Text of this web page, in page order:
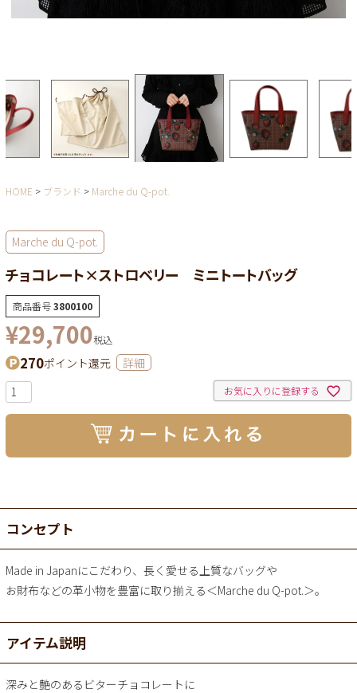
HOME ブランド Marche du Q-pot.
Marche du Q-pot.
チョコレート×ストロベリー ミニトートバッグ
商品番号3800100
¥29,700税込
270ポイント還元 詳細
お気に入りに登録する
コンセプト
Made in Japanにこだわり、長く愛せる上質なバッグや
お財布などの革小物を豊富に取り揃える＜Marche du Q-pot.＞。
アイテム説明
深みと艶のあるビターチョコレートに